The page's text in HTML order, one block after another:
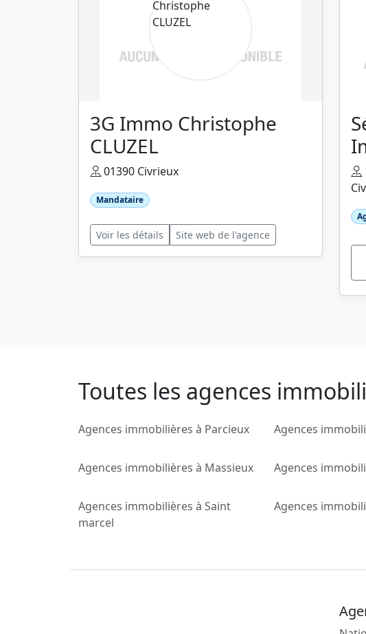
3G Immo Christophe
CLUZEL
01390 Civrieux
Mandataire
Voir les détails Site web de l'agence
Toutes les agences
Agences immobilières à Parcieux Agences
Agences immobilières à Massieux Agences
Agences immobilières à Saint
marcel
Agences